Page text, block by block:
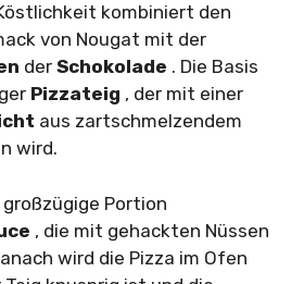
kombiniert den
von Nougat mit der
der Schokolade . Die Basis
Pizzateig , der mit einer
aus zartschmelzendem
wird.
Portion
, die mit gehackten Nüssen
wird die Pizza im Ofen